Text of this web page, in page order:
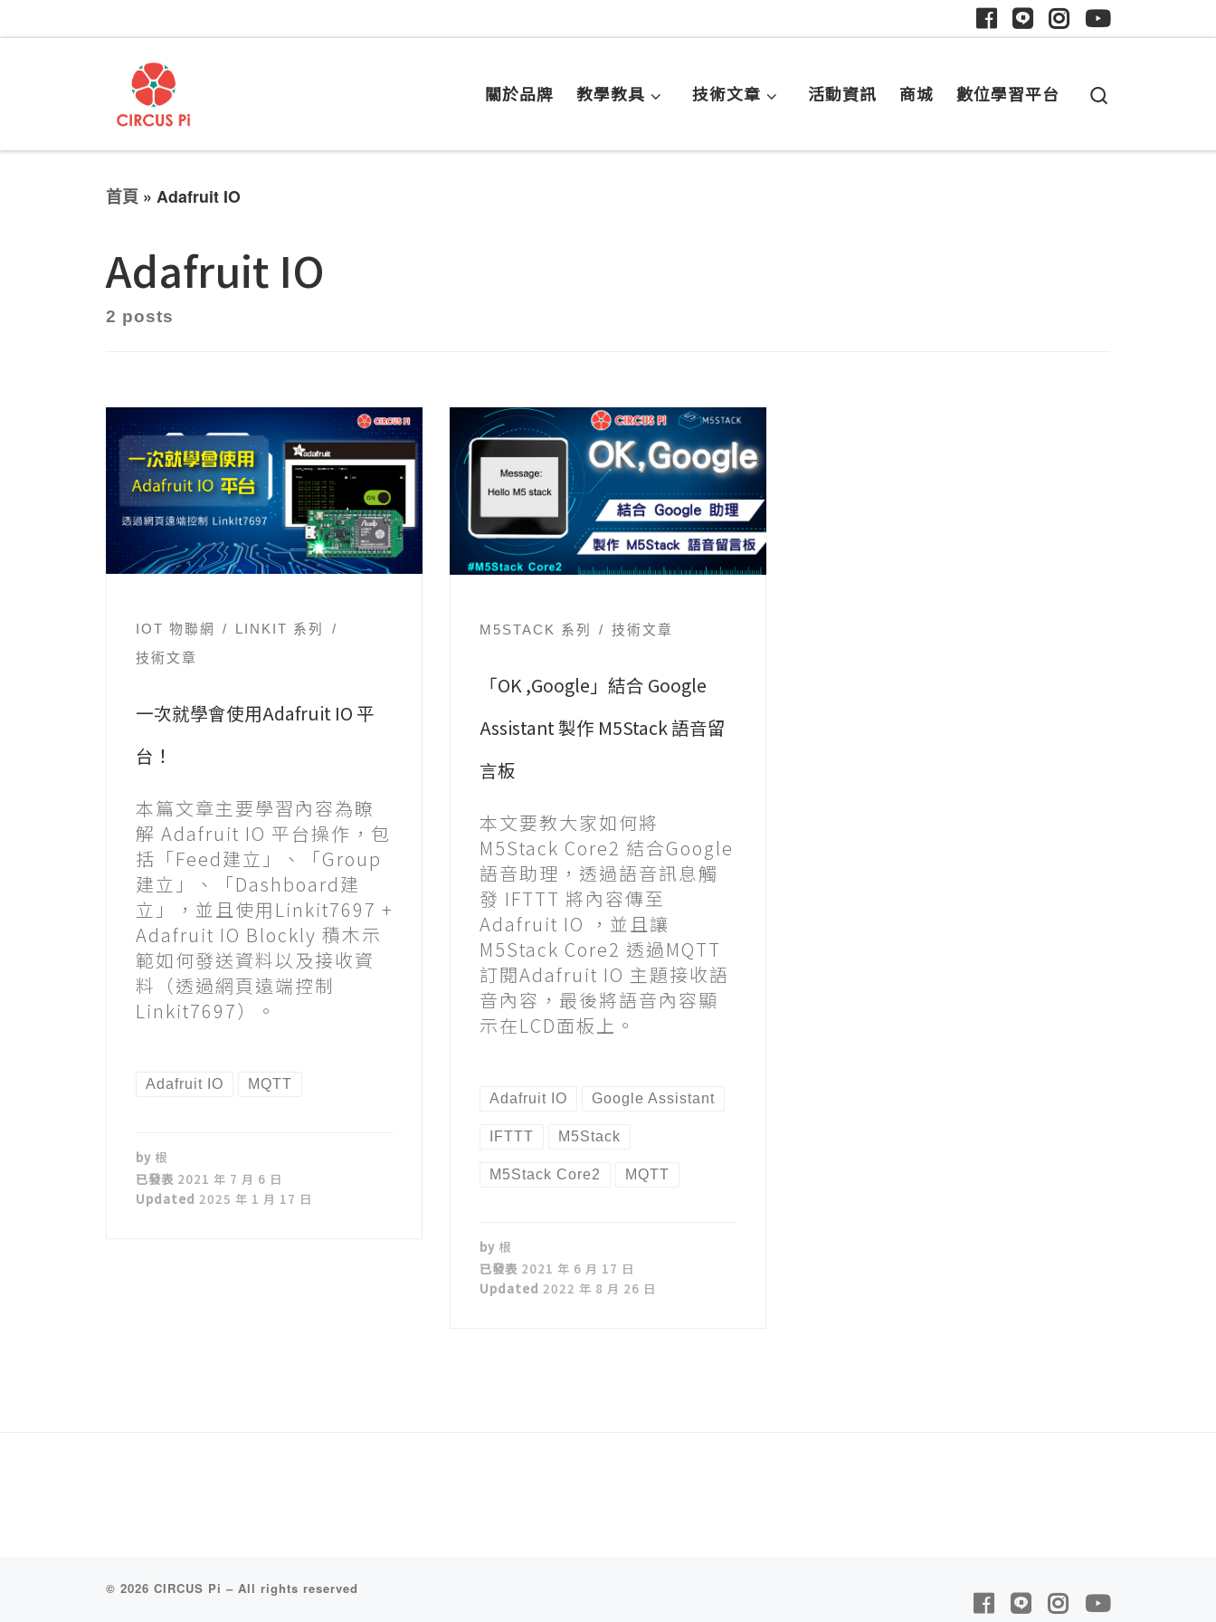
關於品牌 教學教具 技術文章 活動資訊 商城 數位學習平台
首頁 » Adafruit IO
Adafruit IO
2 posts
IOT 物聯網
LINKIT 系列
技術文章
一次就學會使用Adafruit IO 平
台！
本篇文章主要學習內容為瞭
解 Adafruit IO 平台操作，包
括「Feed建立」、「Group
建立」、「Dashboard建
立」，並且使用Linkit7697 +
Adafruit IO Blockly 積木示
範如何發送資料以及接收資
料（透過網頁遠端控制
Linkit7697）。
Adafruit IO MQTT
by 根
已發表 2021 年 7 月 6 日
Updated 2025 年 1 月 17 日
M5STACK 系列 技術文章
「OK ,Google」結合 Google
Assistant 製作 M5Stack 語音留
言板
本文要教大家如何將
M5Stack Core2 結合Google
語音助理，透過語音訊息觸
發 IFTTT 將內容傳至
Adafruit IO ，並且讓
M5Stack Core2 透過MQTT
訂閱Adafruit IO 主題接收語
音內容，最後將語音內容顯
示在LCD面板上。
Adafruit IO Google Assistant
IFTTT M5Stack
M5Stack Core2 MQTT
by 根
已發表 2021 年 6 月 17 日
Updated 2022 年 8 月 26 日
© 2026 CIRCUS Pi – All rights reserved